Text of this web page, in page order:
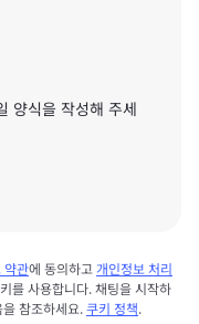
양식을 작성해 주세
약관에 동의하고 개인정보 처리
를 사용합니다. 채팅을 시작하
참조하세요.쿠키 정책.